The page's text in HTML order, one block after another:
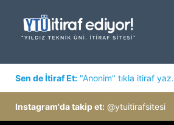
Sen de İtiraf Et: "Anonim" tıkla itiraf yaz.
Instagram'da takip et: @ytuitirafsitesi